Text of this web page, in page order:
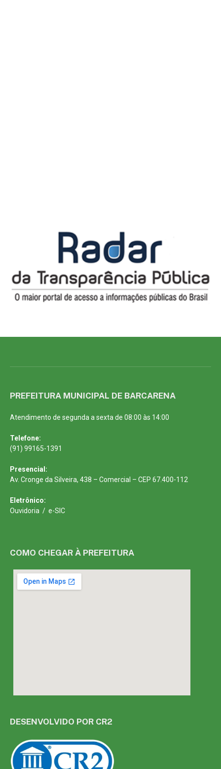
PREFEITURA MUNICIPAL DE BARCARENA
Atendimento de segunda a sexta de 08:00 às 14:00
Telefone:
(91) 99165-1391
Presencial:
Av. Cronge da Silveira, 438 – Comercial – CEP 67.400-112
Eletrônico:
Ouvidoria / e-SIC
COMO CHEGAR À PREFEITURA
DESENVOLVIDO POR CR2